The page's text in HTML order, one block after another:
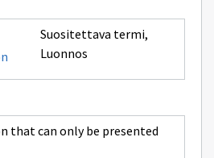
Suositettava termi,
Luonnos
that can only be presented